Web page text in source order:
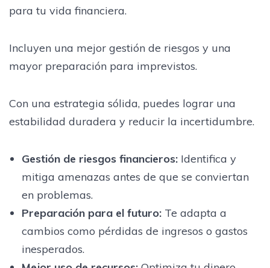
para tu vida financiera.
Incluyen una mejor gestión de riesgos y una
mayor preparación para imprevistos.
Con una estrategia sólida, puedes lograr una
estabilidad duradera y reducir la incertidumbre.
Gestión de riesgos financieros:Identifica y
mitiga amenazas antes de que se conviertan
en problemas.
Preparación para el futuro:Te adapta a
cambios como pérdidas de ingresos o gastos
inesperados.